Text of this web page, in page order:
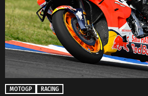
MOTOGP RACING